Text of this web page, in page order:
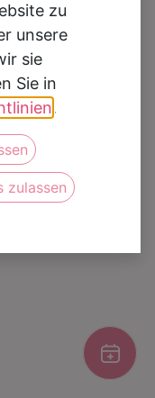
zu
unsere
sie
Sie in
.
zulassen